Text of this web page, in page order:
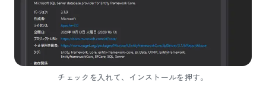
チェックを入れて、インストールを押す。